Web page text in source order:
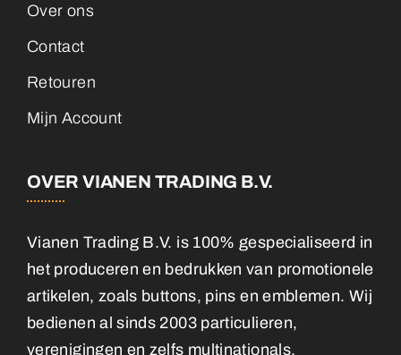
Over ons
Contact
Retouren
Mijn Account
OVER VIANEN TRADING B.V.
Vianen Trading B.V. is 100% gespecialiseerd in
het produceren en bedrukken van promotionele
artikelen, zoals buttons, pins en emblemen. Wij
bedienen al sinds 2003 particulieren,
verenigingen en zelfs multinationals.